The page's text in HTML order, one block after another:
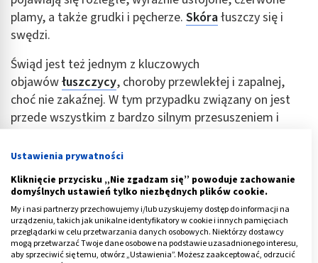
plamy, a także grudki i pęcherze. Skórałuszczy się i
swędzi.
Świąd jest też jednym z kluczowych
objawówłuszczycy, choroby przewlekłej i zapalnej,
choć nie zakaźnej. W tym przypadku związany on jest
przede wszystkim z bardzo silnym przesuszeniem i
schorzenia, z których kilka objawia się m.in. na skórze
Są to:
łuszczyca zwykła plackowata (plaque psoriasis);
łuszczyca kropelkowata (psoriasis guttata);
Ustawienia prywatności
Kliknięcie przycisku „Nie zgadzam się” powoduje zachowanie
domyślnych ustawień tylko niezbędnych plików cookie.
My i nasi partnerzy przechowujemy i/lub uzyskujemy dostęp do informacji na
urządzeniu, takich jak unikalne identyfikatory w cookie i innych pamięciach
przeglądarki w celu przetwarzania danych osobowych. Niektórzy dostawcy
mogą przetwarzać Twoje dane osobowe na podstawie uzasadnionego interesu,
aby sprzeciwić się temu, otwórz „Ustawienia”. Możesz zaakceptować, odrzucić